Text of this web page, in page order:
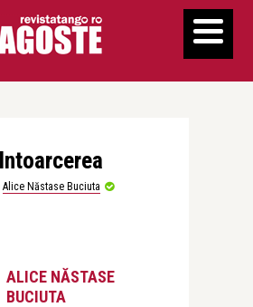
Intoarcerea
Alice Năstase Buciuta
ALICE NĂSTASE
BUCIUTA